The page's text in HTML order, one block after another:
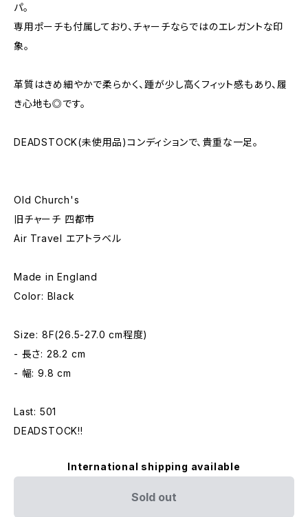
パ。
専用ポーチも付属しており、チャーチならではのエレガントな印
象。
革質はきめ細やかで柔らかく、踵が少し高くフィット感もあり、履
き心地も◎です。
DEADSTOCK(未使用品)コンディションで、貴重な一足。
Old Church's
旧チャーチ 四都市
Air Travel エアトラベル
Made in England
Color: Black
Size: 8F(26.5-27.0 cm程度)
- 長さ: 28.2 cm
- 幅: 9.8 cm
Last: 501
DEADSTOCK!!
International shipping available
Sold out